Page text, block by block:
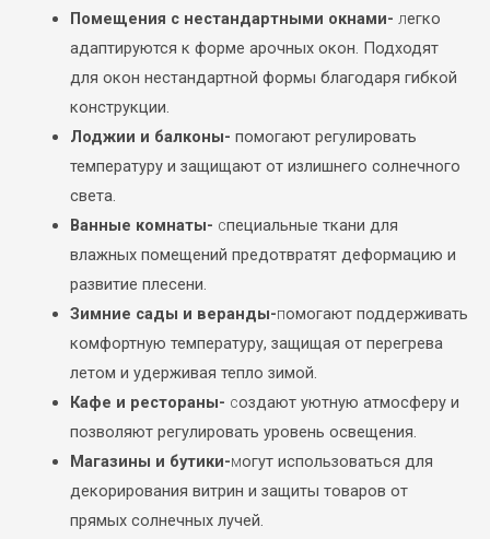
Помещения с нестандартными окнами- легко
адаптируются к форме арочных окон. Подходят
для окон нестандартной формы благодаря гибкой
конструкции.
Лоджии и балконы- помогают регулировать
температуру и защищают от излишнего солнечного
света.
Ванные комнаты- специальные ткани для
влажных помещений предотвратят деформацию и
развитие плесени.
Зимние сады и веранды-помогают поддерживать
комфортную температуру, защищая от перегрева
летом и удерживая тепло зимой.
Кафе и рестораны- создают уютную атмосферу и
позволяют регулировать уровень освещения.
Магазины и бутики-могут использоваться для
декорирования витрин и защиты товаров от
прямых солнечных лучей.